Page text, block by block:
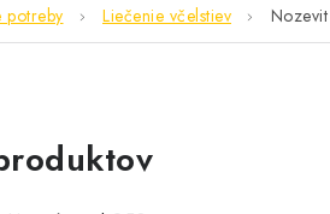
potreby Liečenie včelstiev